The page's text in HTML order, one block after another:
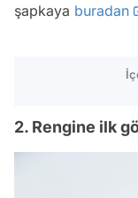
şapkaya buradan
2. Rengine ilk